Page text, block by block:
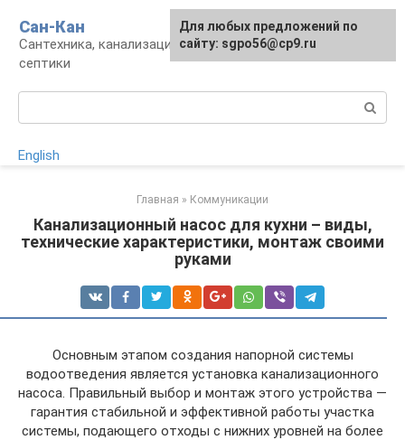
контенту
Сан-Кан
Сантехника, канализация, водопровод,
септики
English
Главная » Коммуникации
Канализационный насос для кухни – виды,
технические характеристики, монтаж своими
руками
Основным этапом создания напорной системы
водоотведения является установка канализационного
насоса. Правильный выбор и монтаж этого устройства —
гарантия стабильной и эффективной работы участка
системы, подающего отходы с нижних уровней на более
Для любых предложений по
сайту: sgpo56@cp9.ru